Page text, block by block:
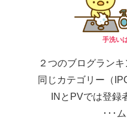
手洗い
２つのブログラン
同じカテゴリー（
INとPVでは登録
･･･